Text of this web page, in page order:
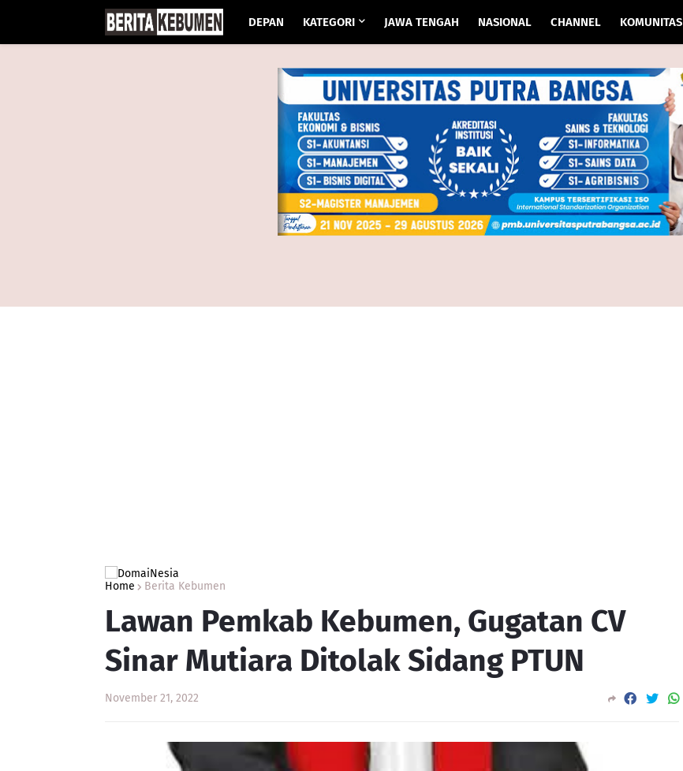
DEPAN KATEGORI JAWA TENGAH NASIONAL CHANNEL KOMUNITAS
Home Berita Kebumen
Lawan Pemkab Kebumen, Gugatan CV
Sinar Mutiara Ditolak Sidang PTUN
November 21, 2022